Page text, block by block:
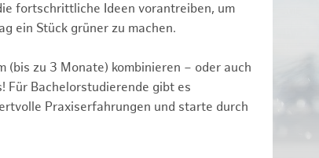
fortschrittliche Ideen vorantreiben, um
ein Stück grüner zu machen.
zu 3 Monate) kombinieren – oder auch
Für Bachelorstudierende gibt es
Praxiserfahrungen und starte durch